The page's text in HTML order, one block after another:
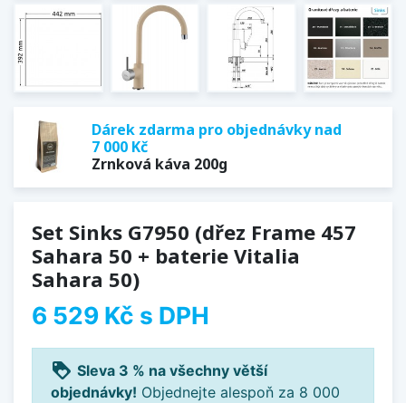
Dárek zdarma pro objednávky nad
7 000 Kč
Zrnková káva 200g
Set Sinks G7950 (dřez Frame 457
Sahara 50 + baterie Vitalia
Sahara 50)
6 529 Kč s DPH
loyalty Sleva 3 % na všechny větší
objednávky! Objednejte alespoň za 8 000